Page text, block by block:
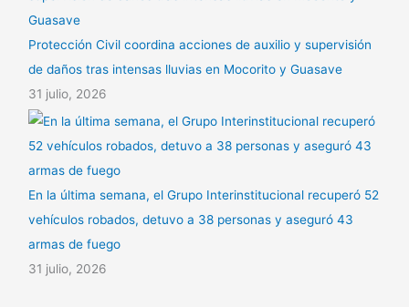
Protección Civil coordina acciones de auxilio y supervisión
de daños tras intensas lluvias en Mocorito y Guasave
31 julio, 2026
En la última semana, el Grupo Interinstitucional recuperó 52
vehículos robados, detuvo a 38 personas y aseguró 43
armas de fuego
31 julio, 2026